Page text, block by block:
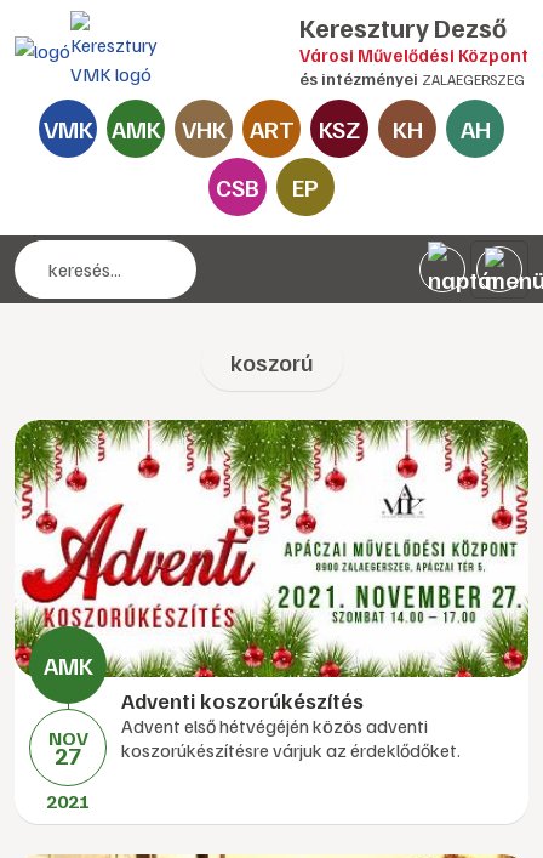
Keresztury Dezső
Városi Művelődési Központ
és intézményei ZALAEGERSZEG
VMK AMK VHK ART KSZ KH
AH
CSB
EP
koszorú
NOV
27
2021
Adventi koszorúkészítés
Advent első hétvégéjén közös adventi
koszorúkészítésre várjuk az érdeklődőket.